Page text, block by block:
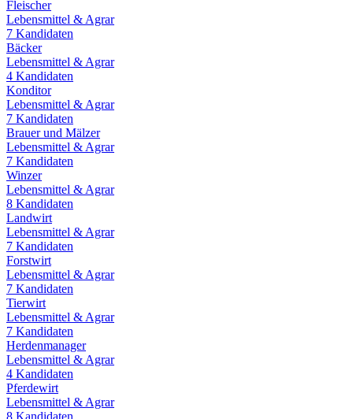
Fleischer
Lebensmittel & Agrar
7 Kandidaten
Bäcker
Lebensmittel & Agrar
4 Kandidaten
Konditor
Lebensmittel & Agrar
7 Kandidaten
Brauer und Mälzer
Lebensmittel & Agrar
7 Kandidaten
Winzer
Lebensmittel & Agrar
8 Kandidaten
Landwirt
Lebensmittel & Agrar
7 Kandidaten
Forstwirt
Lebensmittel & Agrar
7 Kandidaten
Tierwirt
Lebensmittel & Agrar
7 Kandidaten
Herdenmanager
Lebensmittel & Agrar
4 Kandidaten
Pferdewirt
Lebensmittel & Agrar
8 Kandidaten